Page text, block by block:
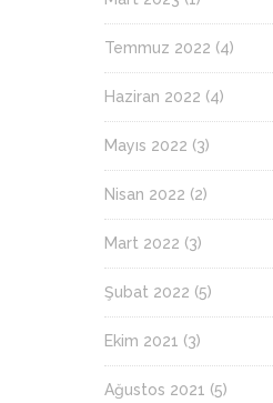
Temmuz 2022 (4)
Haziran 2022 (4)
Mayıs 2022 (3)
Nisan 2022 (2)
Mart 2022 (3)
Şubat 2022 (5)
Ekim 2021 (3)
Ağustos 2021 (5)